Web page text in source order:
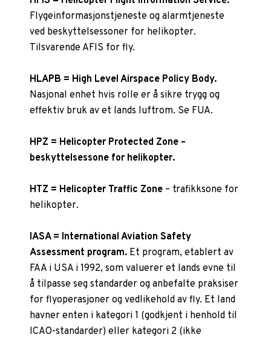
Flygeinformasjonstjeneste og alarmtjeneste
ved beskyttelsessoner for helikopter.
Tilsvarende AFIS for fly.
HLAPB = High Level Airspace Policy Body.
Nasjonal enhet hvis rolle er å sikre trygg og
effektiv bruk av et lands luftrom. Se FUA.
HPZ = Helicopter Protected Zone –
beskyttelsessone for helikopter.
HTZ = Helicopter Traffic Zone – trafikksone for
helikopter.
IASA = International Aviation Safety
Assessment program. Et program, etablert av
FAA i USA i 1992, som valuerer et lands evne til
å tilpasse seg standarder og anbefalte praksiser
for flyoperasjoner og vedlikehold av fly. Et land
havner enten i kategori 1 (godkjent i henhold til
ICAO-standarder) eller kategori 2 (ikke